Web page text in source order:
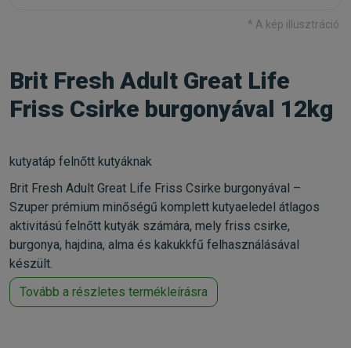
* A kép illusztráció.
Brit Fresh Adult Great Life
Friss Csirke burgonyával 12kg
kutyatáp felnőtt kutyáknak
Brit Fresh Adult Great Life Friss Csirke burgonyával –
Szuper prémium minőségű komplett kutyaeledel átlagos
aktivitású felnőtt kutyák számára, mely friss csirke,
burgonya, hajdina, alma és kakukkfű felhasználásával
készült.
Tovább a részletes termékleírásra